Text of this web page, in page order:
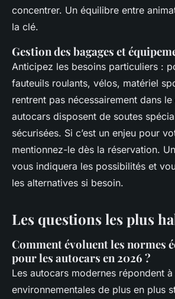
concentrer. Un équilibre entre
la clé.
Gestion des bagages et
Anticipez les besoins particuliers :
fauteuils roulants, vélos, matériel
rentrent pas nécessairement dans
autocars disposent de soutes
sécurisées. Si c’est un enjeu pour
mentionnez-le dès la réservation.
vous indiquera les possibilités et
les alternatives si besoin.
Les questions les plus
Comment évoluent les normes
pour les autocars en 2026 ?
Les autocars modernes répondent
environnementales de plus en plus